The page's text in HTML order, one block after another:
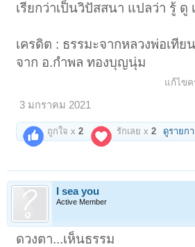
เรียกว่าเป็นวิปัสสนา แปลว่า รู้ ดู
เครดิต : ธรรมะจากหลวงพ่อเทีย
จาก อ.กำพล ทองบุญนุ่ม
แก้ไขค
3 มกราคม 2021
ถูกใจ x2 รักเลย x2 ดูรายก
I sea you
Active Member
ดวงตา...เห็นธรรม